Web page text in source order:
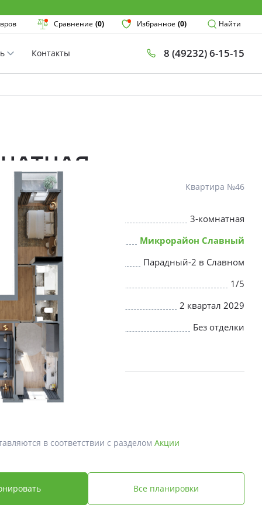
Сравнение (0) Избранное (0) Найти
Контакты 8 (49232) 6-15-15
×
Поиск
Квартира №46
3-комнатная
Микрорайон Славный
Парадный-2 в Славном
1/5
2 квартал 2029
Без отделки
*
в соответствии с разделом Акции
Все планировки
* Скидки предоставляются в